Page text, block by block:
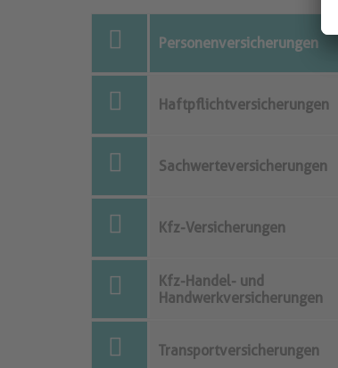
Personenversicherungen
Haftpflichtversicherungen
Sachwerteversicherungen
Kfz-Versicherungen
Kfz-Handel- und
Handwerkversicherungen
Transportversicherungen